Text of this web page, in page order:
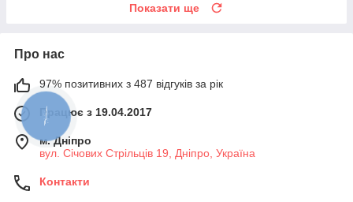
Показати ще
Про нас
97% позитивних з 487 відгуків за рік
Працює з 19.04.2017
м. Дніпро
вул. Січових Стрільців 19, Дніпро, Україна
Контакти
КНОПКА
ЗВ'ЯЗКУ